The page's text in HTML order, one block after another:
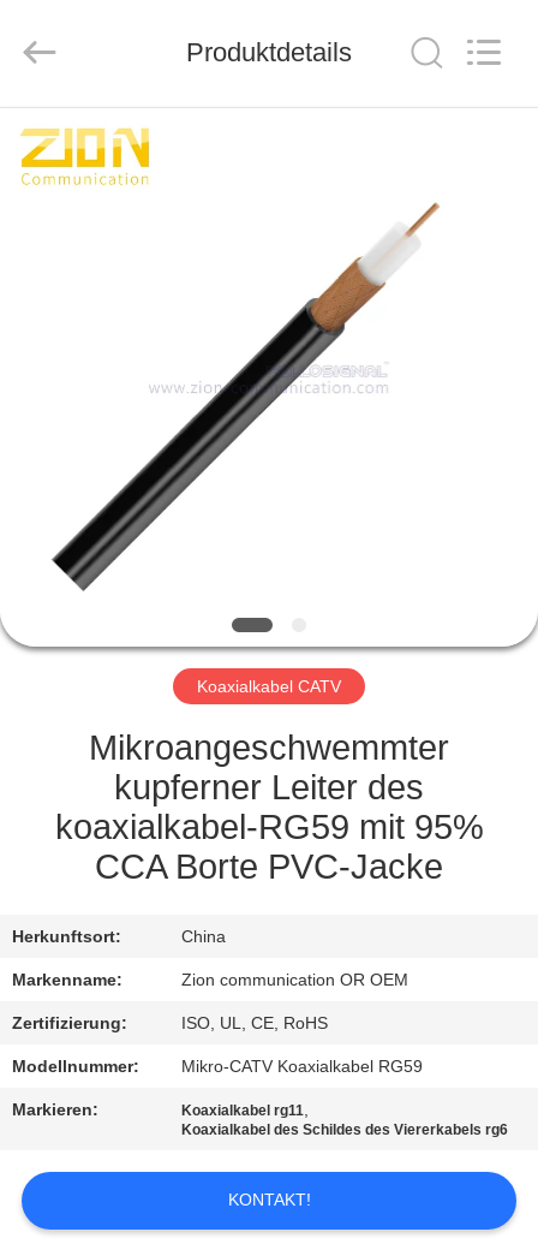
HAUS
QUALITÄTSKONTROLLE
TRETEN
SIE
MIT
VERBINDUNG
FORDERN
ZITAT
SITEMAP
POLICY
LTD.
Produktdetails
Koaxialkabel CATV
Mikroangeschwemmter
kupferner Leiter des
koaxialkabel-RG59 mit 95%
CCA Borte PVC-Jacke
Herkunftsort: China
Markenname: Zion communication OR OEM
Zertifizierung: ISO, UL, CE, RoHS
Modellnummer: Mikro-CATV Koaxialkabel RG59
Markieren: Koaxialkabel rg11,
Koaxialkabel des Schildes des Viererkabels rg6
KONTAKT!